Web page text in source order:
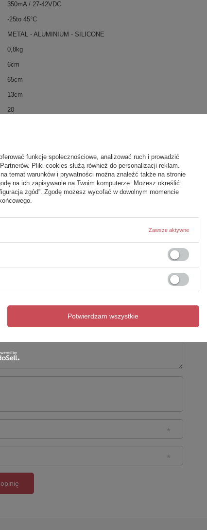
350mA / 27-42VDC
-25to 45°C
METAL - ALUMINIUM - SILICONE
0,8kg
6cm
65cm
13cm
20
14
pytania?
5/5
funkcje społecznościowe, analizować ruch i prowadzić
Pliki cookies służą również do personalizacji reklam.
na temat warunków i prywatności można znaleźć także na stronie
na ich zapisywanie na Twoim komputerze. Możesz określić
zgód”. Zgodę możesz wycofać w dowolnym momencie
Zawsze aktywne
Potwierdzam wszystkie